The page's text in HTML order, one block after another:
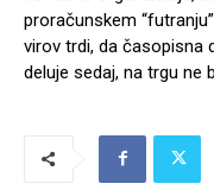
proračunskem
virov trdi, da časopisna
deluje sedaj, na trgu ne